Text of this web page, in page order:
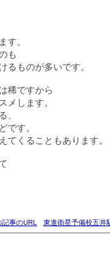
す。
も
るものが多いです。
稀ですから
メします。
、
です。
てくることもあります。
記事のURL 東進衛星予備校五井